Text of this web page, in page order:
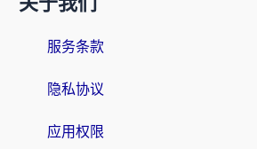
服务条款
隐私协议
应用权限